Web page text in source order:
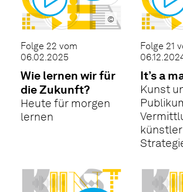
©
Folge 22 vom
06.02.2025
Wie lernen wir für
die Zukunft?
Heute für morgen
lernen
Folge 21
It’s a
Kunst